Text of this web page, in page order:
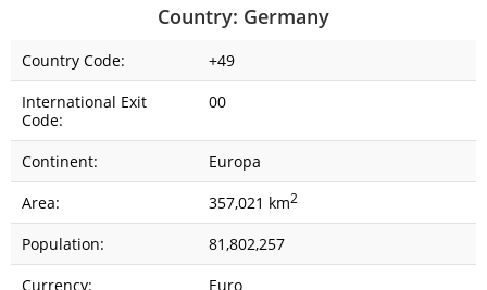
Country: Germany
Country Code:
+49
International Exit
Code:
00
Continent:
Europa
Area:
357,021 km2
Population:
81,802,257
Currency:
Euro